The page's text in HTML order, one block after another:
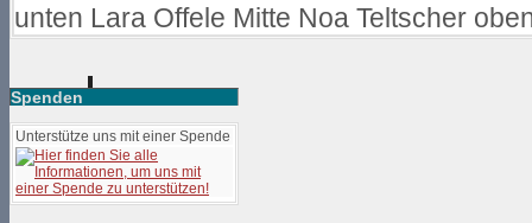
unten Lara Offele Mitte Noa Teltscher
Spenden
Unterstütze uns mit einer Spende